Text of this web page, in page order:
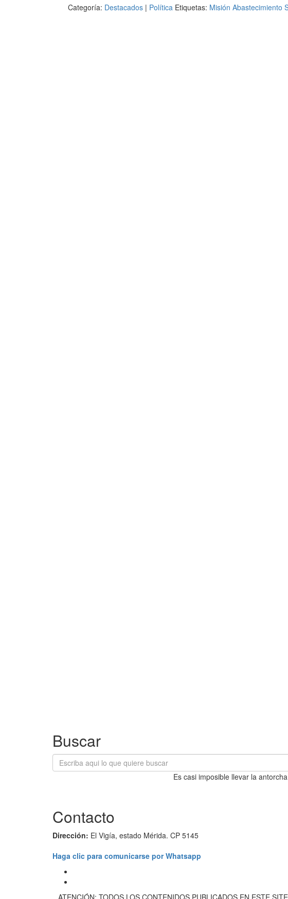
Categoría: Destacados | Política Etiquetas: Misión Abastecimiento
Buscar
Es casi imposible llevar la
Contacto
Dirección: El Vigía, estado Mérida. CP 5145
Haga clic para comunicarse por Whatsapp